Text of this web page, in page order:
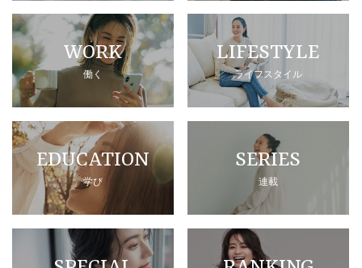
WORK
働く
LIFESTYLE
ライフスタイル
EDUCATION
学び
SERIES
連載